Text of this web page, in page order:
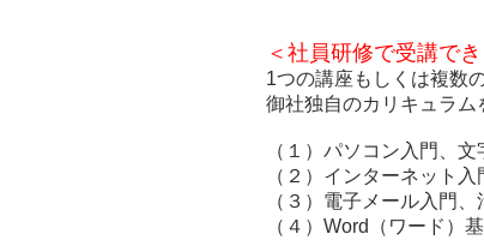
＜社員研修で受講で
1つの講座もしくは複数
御社独自のカリキュラム
（１）パソコン入門、
（２）インターネット
（３）電子メール入門、
（４）Word（ワード）